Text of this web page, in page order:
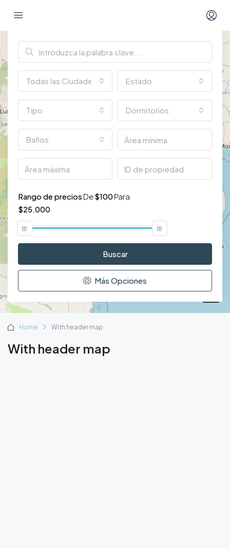
2
Búsqueda Avanzada
Todas las Ciudades Estado
Tipo Dormitorios
Baños
Rango de precios De$100Para
$25.000
Buscar
Más Opciones
Home With header map
With header map